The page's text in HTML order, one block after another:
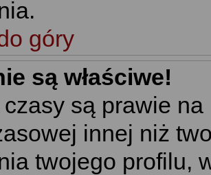
góry
są właściwe!
są prawie
innej niż
twojego profilu,